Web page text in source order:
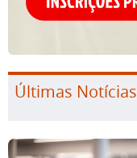
Últimas Notícias